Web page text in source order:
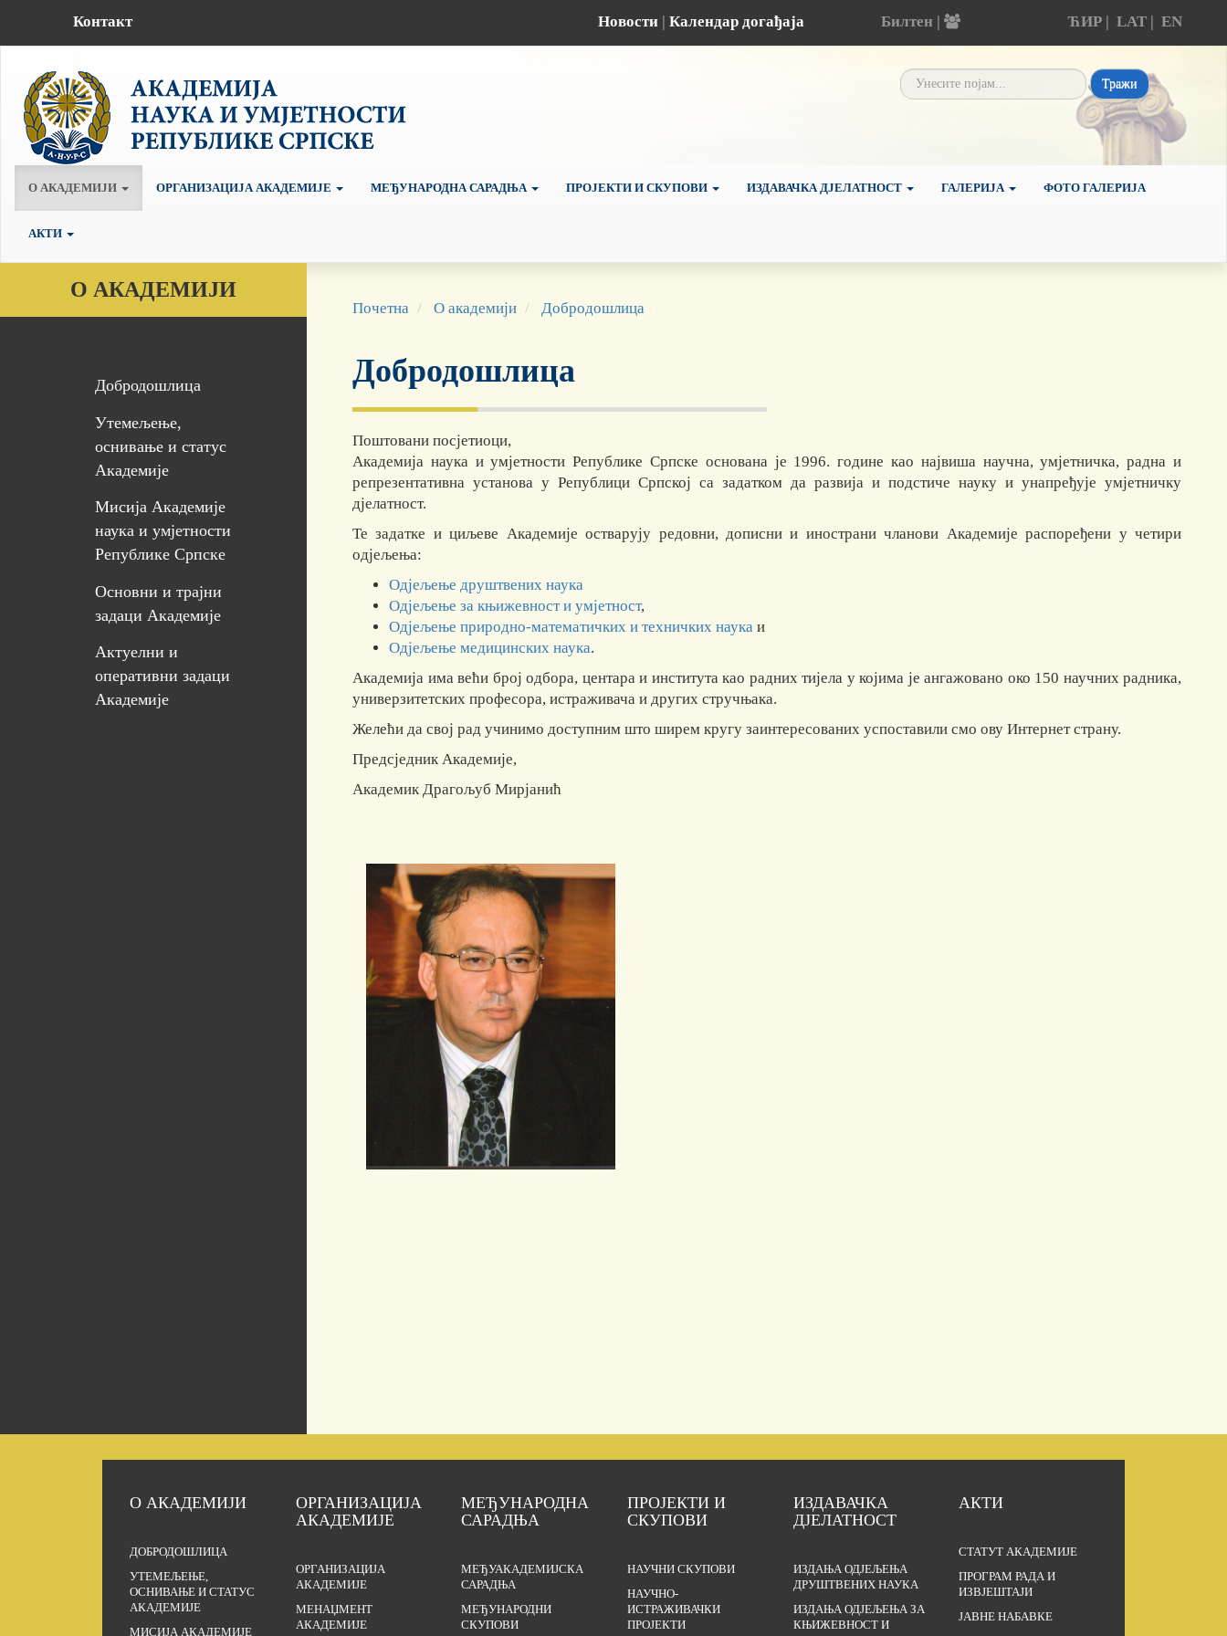
Контакт Новости | Календар догађаја Билтен | ЋИР| LAT| EN
Тражи
О АКАДЕМИЈИ ОРГАНИЗАЦИЈА АКАДЕМИЈЕ МЕЂУНАРОДНА САРАДЊА ПРОЈЕКТИ И СКУПОВИ ИЗДАВАЧКА ДЈЕЛАТНОСТ ГАЛЕРИЈА ФОТО ГАЛЕРИЈА
АКТИ
О АКАДЕМИЈИ
Добродошлица
Утемељење,
оснивање и статус
Академије
Мисија Академије
наука и умјетности
Републике Српске
Основни и трајни
задаци Академије
Актуелни и
оперативни задаци
Академије
Почетна О академији Добродошлица
Добродошлица
Поштовани посјетиоци,
Академија наука и умјетности Републике Српске основана је 1996. године као највиша научна, умјетничка, радна и
репрезентативна установа у Републици Српској са задатком да развија и подстиче науку и унапређује умјетничку
дјелатност.
Те задатке и циљеве Академије остварују редовни, дописни и инострани чланови Академије распоређени у четири
одјељења:
Одјељење друштвених наука
Одјељење за књижевност и умјетност,
Одјељење природно-математичких и техничких наука и
Одјељење медицинских наука.
Академија има већи број одбора, центара и института као радних тијела у којима је ангажовано око 150 научних радника,
универзитетских професора, истраживача и других стручњака.
Желећи да свој рад учинимо доступним што ширем кругу заинтересованих успоставили смо ову Интернет страну.
Предсједник Академије,
Академик Драгољуб Мирјанић
О АКАДЕМИЈИ
ДОБРОДОШЛИЦА
УТЕМЕЉЕЊЕ,
ОСНИВАЊЕ И СТАТУС
АКАДЕМИЈЕ
МИСИЈА АКАДЕМИЈЕ
ОРГАНИЗАЦИЈА
АКАДЕМИЈЕ
ОРГАНИЗАЦИЈА
АКАДЕМИЈЕ
МЕНАЏМЕНТ
АКАДЕМИЈЕ
МЕЂУНАРОДНА
САРАДЊА
МЕЂУАКАДЕМИЈСКА
САРАДЊА
МЕЂУНАРОДНИ
СКУПОВИ
ПРОЈЕКТИ И
СКУПОВИ
НАУЧНИ СКУПОВИ
НАУЧНО-
ИСТРАЖИВАЧКИ
ПРОЈЕКТИ
ИЗДАВАЧКА
ДЈЕЛАТНОСТ
ИЗДАЊА ОДЈЕЉЕЊА
ДРУШТВЕНИХ НАУКА
ИЗДАЊА ОДЈЕЉЕЊА ЗА
КЊИЖЕВНОСТ И
АКТИ
СТАТУТ АКАДЕМИЈЕ
ПРОГРАМ РАДА И
ИЗВЈЕШТАЈИ
ЈАВНЕ НАБАВКЕ